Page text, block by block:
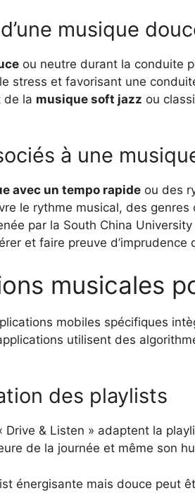
musique
ou neutre durant la conduite
stress et favorisant une
de la musique soft jazz ou
à une
avec un tempo rapide ou des
le rythme musical, des
par la South China
et faire preuve
musicales
mobiles spécifiques
utilisent des
des playlists
Drive & Listen » adaptent la
de la journée et même son
énergisante mais douce peut